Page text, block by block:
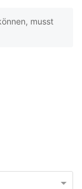
musst